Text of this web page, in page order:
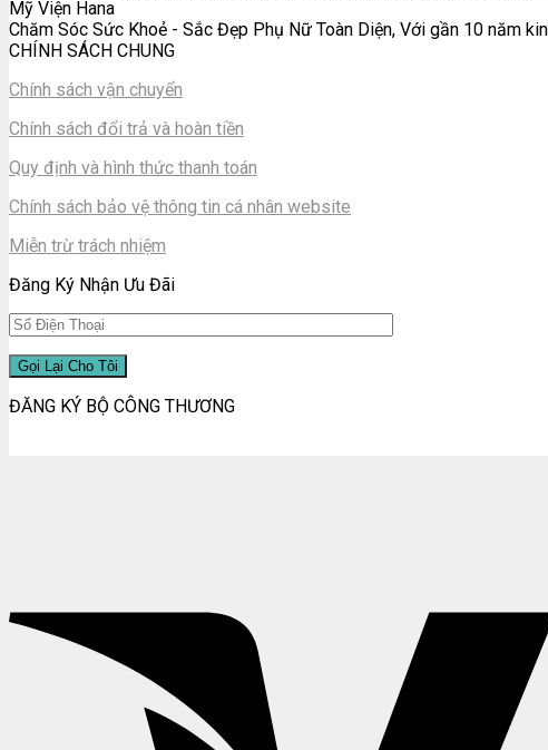
Mỹ Viện Hana
Chăm Sóc Sức Khoẻ - Sắc Đẹp Phụ Nữ Toàn Diện, Với gần 10 năm
CHÍNH SÁCH CHUNG
Chính sách vận chuyển
Chính sách đổi trả và hoàn tiền
Quy định và hình thức thanh toán
Chính sách bảo vệ thông tin cá nhân website
Miễn trừ trách nhiệm
Đăng Ký Nhận Ưu Đãi
ĐĂNG KÝ BỘ CÔNG THƯƠNG